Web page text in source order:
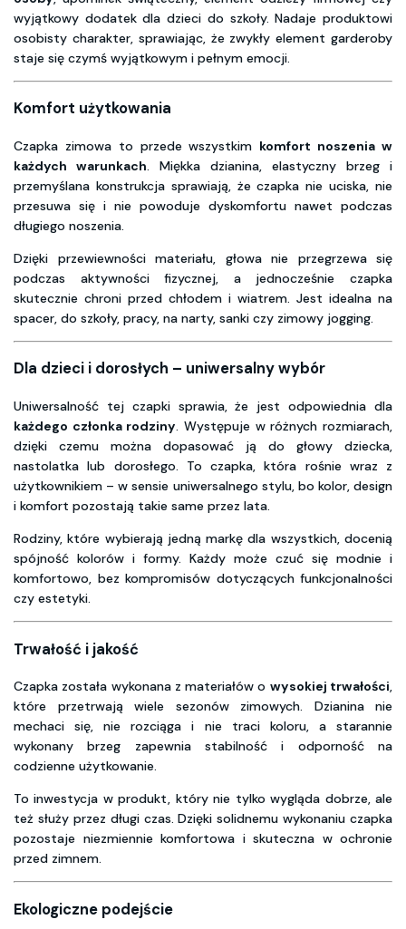
wyjątkowy dodatek dla dzieci do szkoły. Nadaje produktowi
osobisty charakter, sprawiając, że zwykły element garderoby
staje się czymś wyjątkowym i pełnym emocji.
Komfort użytkowania
Czapka zimowa to przede wszystkim komfort noszenia w
każdych warunkach. Miękka dzianina, elastyczny brzeg i
przemyślana konstrukcja sprawiają, że czapka nie uciska, nie
przesuwa się i nie powoduje dyskomfortu nawet podczas
długiego noszenia.
Dzięki przewiewności materiału, głowa nie przegrzewa się
podczas aktywności fizycznej, a jednocześnie czapka
skutecznie chroni przed chłodem i wiatrem. Jest idealna na
spacer, do szkoły, pracy, na narty, sanki czy zimowy jogging.
Dla dzieci i dorosłych – uniwersalny wybór
Uniwersalność tej czapki sprawia, że jest odpowiednia dla
każdego członka rodziny. Występuje w różnych rozmiarach,
dzięki czemu można dopasować ją do głowy dziecka,
nastolatka lub dorosłego. To czapka, która rośnie wraz z
użytkownikiem – w sensie uniwersalnego stylu, bo kolor, design
i komfort pozostają takie same przez lata.
Rodziny, które wybierają jedną markę dla wszystkich, docenią
spójność kolorów i formy. Każdy może czuć się modnie i
komfortowo, bez kompromisów dotyczących funkcjonalności
czy estetyki.
Trwałość i jakość
Czapka została wykonana z materiałów o wysokiej trwałości,
które przetrwają wiele sezonów zimowych. Dzianina nie
mechaci się, nie rozciąga i nie traci koloru, a starannie
wykonany brzeg zapewnia stabilność i odporność na
codzienne użytkowanie.
To inwestycja w produkt, który nie tylko wygląda dobrze, ale
też służy przez długi czas. Dzięki solidnemu wykonaniu czapka
pozostaje niezmiennie komfortowa i skuteczna w ochronie
przed zimnem.
Ekologiczne podejście